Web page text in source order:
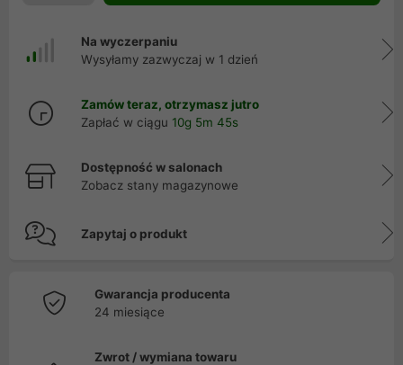
Na wyczerpaniu
Wysyłamy zazwyczaj w 1 dzień
Zamów teraz, otrzymasz jutro
Zapłać w ciągu 10g 5m 44s
Dostępność w salonach
Zobacz stany magazynowe
Zapytaj o produkt
Gwarancja producenta
24 miesiące
Zwrot / wymiana towaru